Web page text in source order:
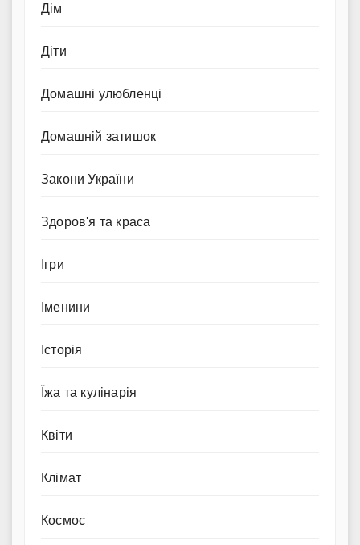
Дім
Діти
Домашні улюбленці
Домашній затишок
Закони України
Здоров'я та краса
Ігри
Іменини
Історія
Їжа та кулінарія
Квіти
Клімат
Космос